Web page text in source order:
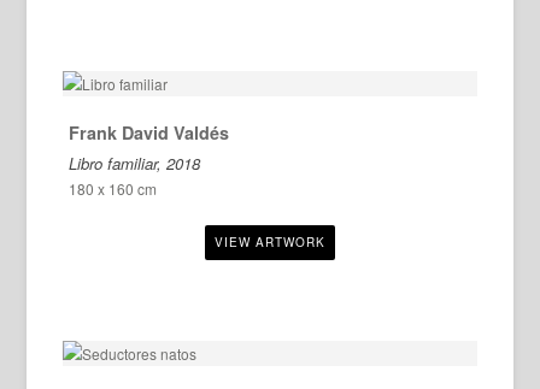
Frank David Valdés
Libro familiar, 2018
180 x 160 cm